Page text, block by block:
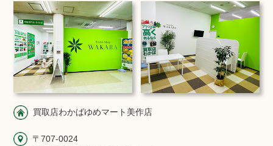
買取店わかばゆめマート美作店
〒707-0024